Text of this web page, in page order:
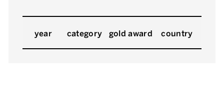
year category gold award country